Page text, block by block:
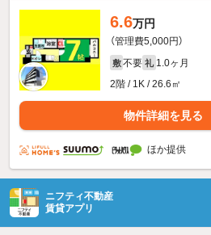
6.6万円
（管理費5,000円）
敷 不要 礼 1.0ヶ月
2階 / 1K / 26.6㎡
物件詳細を見る
ほか提供
ニフティ不動産
賃貸アプリ